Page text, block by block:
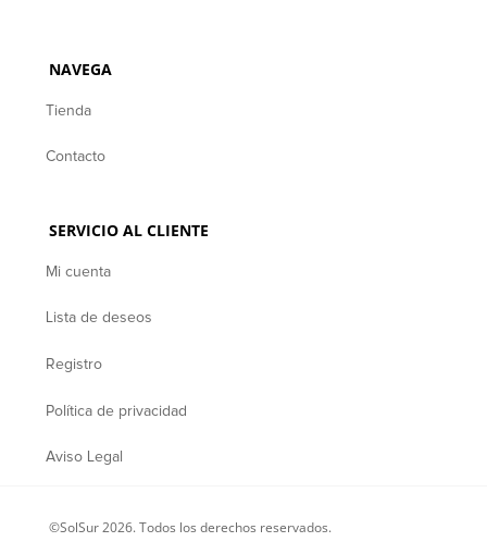
NAVEGA
Tienda
Contacto
SERVICIO AL CLIENTE
Mi cuenta
Lista de deseos
Registro
Política de privacidad
Aviso Legal
©SolSur 2026. Todos los derechos reservados.